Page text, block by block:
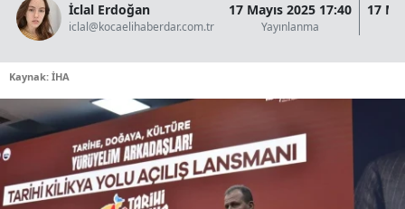
İclal Erdoğan
iclal@kocaelihaberdar.com.tr
17 Mayıs 2025 17:40
Yayınlanma
17
Kaynak: İHA